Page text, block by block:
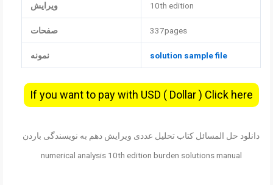
10th edition ویرایش
337pages صفحات
solution sample file نمونه
If you want to pay with USD ( Dollar ) Click here
دانلود حل المسائل کتاب تحلیل عددی ویرایش دهم به نویسندگی باردن
numerical analysis 10th edition burden solutions manual